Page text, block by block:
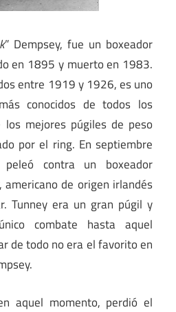
” Dempsey, fue un boxeador
en 1895 y muerto en 1983.
entre 1919 y 1926, es uno
conocidos de todos los
mejores púgiles de peso
por el ring. En septiembre
contra un boxeador
americano de origen irlandés
Tunney era un gran púgil y
combate hasta aquel
de todo no era el favorito en
aquel momento, perdió el